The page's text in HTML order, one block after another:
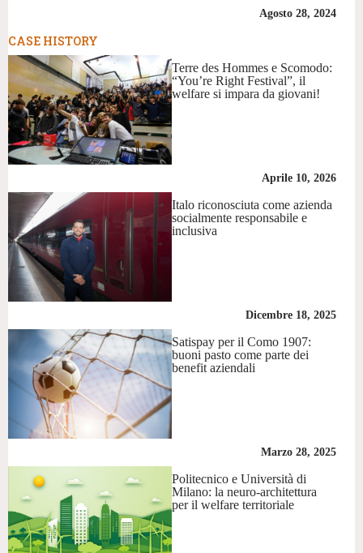
Agosto 28, 2024
CASE HISTORY
Terre des Hommes e Scomodo:
“You’re Right Festival”, il
welfare si impara da giovani!
Aprile 10, 2026
Italo riconosciuta come azienda
socialmente responsabile e
inclusiva
Dicembre 18, 2025
Satispay per il Como 1907:
buoni pasto come parte dei
benefit aziendali
Marzo 28, 2025
Politecnico e Università di
Milano: la neuro-architettura
per il welfare territoriale